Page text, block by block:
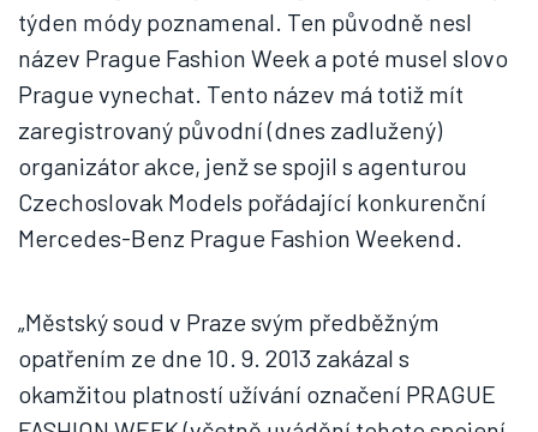
týden módy poznamenal. Ten původně nesl
název Prague Fashion Week a poté musel slovo
Prague vynechat. Tento název má totiž mít
zaregistrovaný původní (dnes zadlužený)
organizátor akce, jenž se spojil s agenturou
Czechoslovak Models pořádající konkurenční
Mercedes-Benz Prague Fashion Weekend.
„Městský soud v Praze svým předběžným
opatřením ze dne 10. 9. 2013 zakázal s
okamžitou platností užívání označení PRAGUE